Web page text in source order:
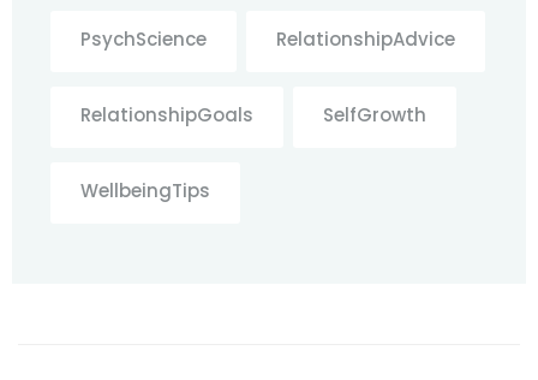
PsychScience RelationshipAdvice
RelationshipGoals SelfGrowth
WellbeingTips